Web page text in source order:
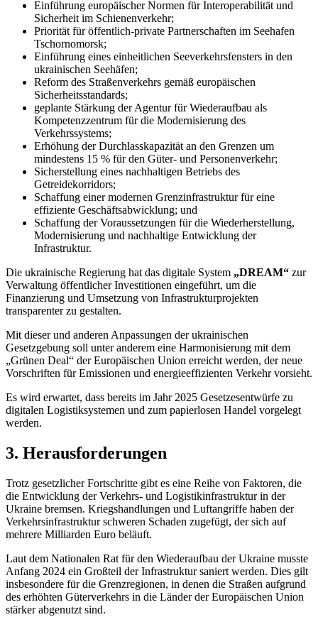
Einführung europäischer Normen für Interoperabilität und
Sicherheit im Schienenverkehr;
Priorität für öffentlich-private Partnerschaften im Seehafen
Tschornomorsk;
Einführung eines einheitlichen Seeverkehrsfensters in den
ukrainischen Seehäfen;
Reform des Straßenverkehrs gemäß europäischen
Sicherheitsstandards;
geplante Stärkung der Agentur für Wiederaufbau als
Kompetenzzentrum für die Modernisierung des
Verkehrssystems;
Erhöhung der Durchlasskapazität an den Grenzen um
mindestens 15 % für den Güter- und Personenverkehr;
Sicherstellung eines nachhaltigen Betriebs des
Getreidekorridors;
Schaffung einer modernen Grenzinfrastruktur für eine
effiziente Geschäftsabwicklung; und
Schaffung der Voraussetzungen für die Wiederherstellung,
Modernisierung und nachhaltige Entwicklung der
Infrastruktur.
Die ukrainische Regierung hat das digitale System „DREAM“ zur
Verwaltung öffentlicher Investitionen eingeführt, um die
Finanzierung und Umsetzung von Infrastrukturprojekten
transparenter zu gestalten.
Mit dieser und anderen Anpassungen der ukrainischen
Gesetzgebung soll unter anderem eine Harmonisierung mit dem
„Grünen Deal“ der Europäischen Union erreicht werden, der neue
Vorschriften für Emissionen und energieeffizienten Verkehr vorsieht.
Es wird erwartet, dass bereits im Jahr 2025 Gesetzesentwürfe zu
digitalen Logistiksystemen und zum papierlosen Handel vorgelegt
werden.
3. Herausforderungen
Trotz gesetzlicher Fortschritte gibt es eine Reihe von Faktoren, die
die Entwicklung der Verkehrs- und Logistikinfrastruktur in der
Ukraine bremsen. Kriegshandlungen und Luftangriffe haben der
Verkehrsinfrastruktur schweren Schaden zugefügt, der sich auf
mehrere Milliarden Euro beläuft.
Laut dem Nationalen Rat für den Wiederaufbau der Ukraine musste
Anfang 2024 ein Großteil der Infrastruktur saniert werden. Dies gilt
insbesondere für die Grenzregionen, in denen die Straßen aufgrund
des erhöhten Güterverkehrs in die Länder der Europäischen Union
stärker abgenutzt sind.